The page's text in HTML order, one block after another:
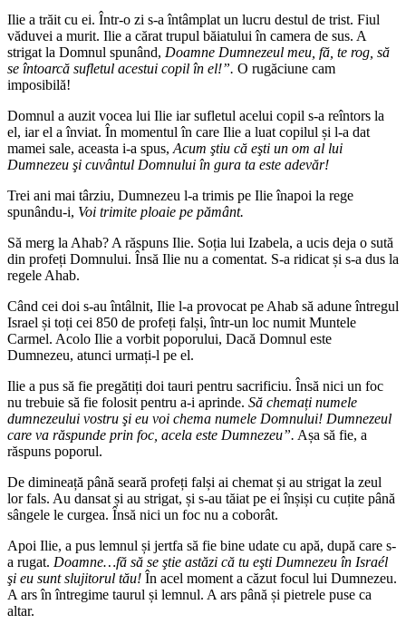
Ilie a trăit cu ei. Într-o zi s-a întâmplat un lucru destul de trist. Fiul
văduvei a murit. Ilie a cărat trupul băiatului în camera de sus. A
strigat la Domnul spunând, Doamne Dumnezeul meu, fă, te rog, să
se întoarcă sufletul acestui copil în el!”. O rugăciune cam
imposibilă!
Domnul a auzit vocea lui Ilie iar sufletul acelui copil s-a reîntors la
el, iar el a înviat. În momentul în care Ilie a luat copilul și l-a dat
mamei sale, aceasta i-a spus, Acum ştiu că eşti un om al lui
Dumnezeu şi cuvântul Domnului în gura ta este adevăr!
Trei ani mai târziu, Dumnezeu l-a trimis pe Ilie înapoi la rege
spunându-i, Voi trimite ploaie pe pământ.
Să merg la Ahab? A răspuns Ilie. Soția lui Izabela, a ucis deja o sută
din profeți Domnului. Însă Ilie nu a comentat. S-a ridicat și s-a dus la
regele Ahab.
Când cei doi s-au întâlnit, Ilie l-a provocat pe Ahab să adune întregul
Israel și toți cei 850 de profeți falși, într-un loc numit Muntele
Carmel. Acolo Ilie a vorbit poporului, Dacă Domnul este
Dumnezeu, atunci urmați-l pe el.
Ilie a pus să fie pregătiți doi tauri pentru sacrificiu. Însă nici un foc
nu trebuie să fie folosit pentru a-i aprinde. Să chemați numele
dumnezeului vostru şi eu voi chema numele Domnului! Dumnezeul
care va răspunde prin foc, acela este Dumnezeu”. Așa să fie, a
răspuns poporul.
De dimineață până seară profeți falși ai chemat și au strigat la zeul
lor fals. Au dansat și au strigat, și s-au tăiat pe ei înșiși cu cuțite până
sângele le curgea. Însă nici un foc nu a coborât.
Apoi Ilie, a pus lemnul și jertfa să fie bine udate cu apă, după care s-
a rugat. Doamne…fă să se ştie astăzi că tu eşti Dumnezeu în Israél
şi eu sunt slujitorul tău! În acel moment a căzut focul lui Dumnezeu.
A ars în întregime taurul și lemnul. A ars până și pietrele puse ca
altar.